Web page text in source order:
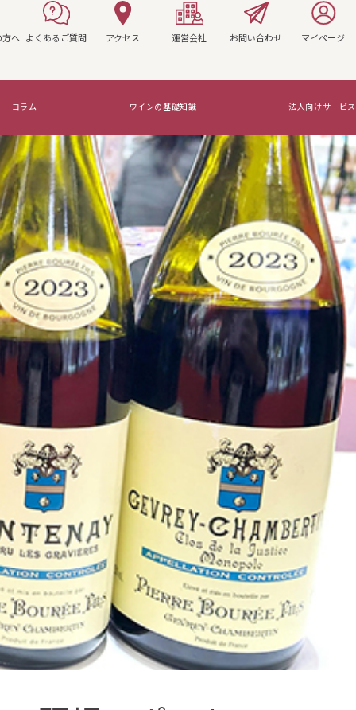
方へ よくあるご質問 アクセス 運営会社 お問い合わせ マイページ
コラム ワインの基礎知識
マリアージュを知ろう！
法人向けサービス